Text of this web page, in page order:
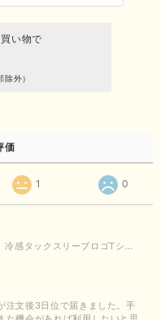
い物で
外）
価
1 0
【QTUME／クチューム】冷感タックスリーブロゴTシャツ（ライトグレー）
注文後3日位で届きました。手